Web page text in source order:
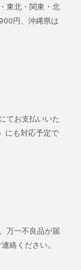
東北・関東・北
円、沖縄県は
てお支払いいた
にも対応予定で
万一不良品が届
絡ください。